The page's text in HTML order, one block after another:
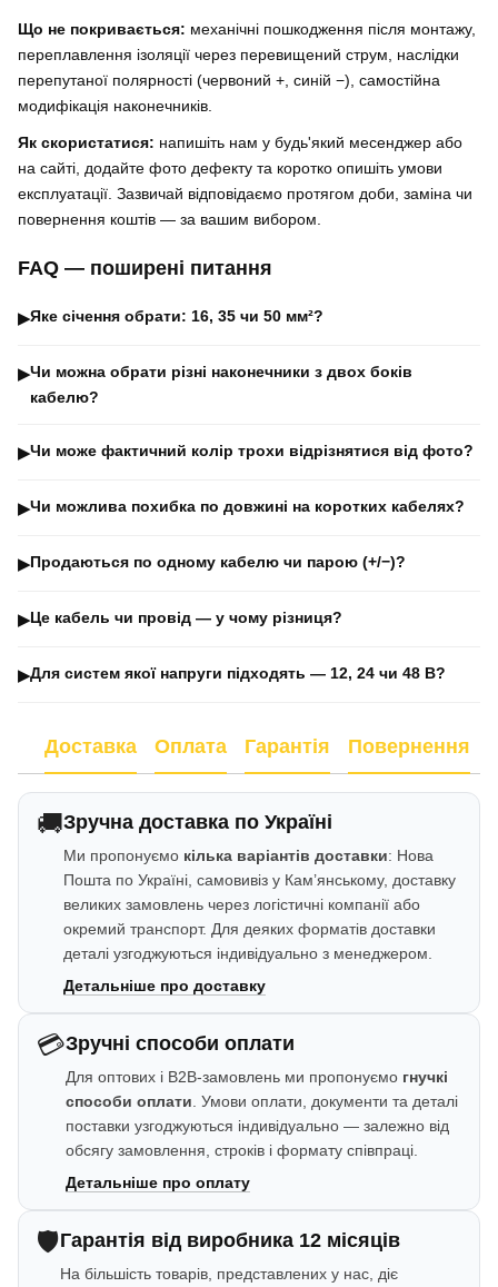
Що не покривається: механічні пошкодження після монтажу,
переплавлення ізоляції через перевищений струм, наслідки
перепутаної полярності (червоний +, синій −), самостійна
модифікація наконечників.
Як скористатися: напишіть нам у будь'який месенджер або
на сайті, додайте фото дефекту та коротко опишіть умови
експлуатації. Зазвичай відповідаємо протягом доби, заміна чи
повернення коштів — за вашим вибором.
FAQ — поширені питання
▶Яке січення обрати: 16, 35 чи 50 мм²?
▶Чи можна обрати різні наконечники з двох боків
кабелю?
▶Чи може фактичний колір трохи відрізнятися від фото?
▶Чи можлива похибка по довжині на коротких кабелях?
▶Продаються по одному кабелю чи парою (+/−)?
▶Це кабель чи провід — у чому різниця?
▶Для систем якої напруги підходять — 12, 24 чи 48 В?
Доставка Оплата Гарантія Повернення
🚚Зручна доставка по Україні
Ми пропонуємо кілька варіантів доставки: Нова
Пошта по Україні, самовивіз у Кам’янському, доставку
великих замовлень через логістичні компанії або
окремий транспорт. Для деяких форматів доставки
деталі узгоджуються індивідуально з менеджером.
Детальніше про доставку
💳Зручні способи оплати
Для оптових і B2B-замовлень ми пропонуємо гнучкі
способи оплати . Умови оплати, документи та деталі
поставки узгоджуються індивідуально — залежно від
обсягу замовлення, строків і формату співпраці.
Детальніше про оплату
🛡️Гарантія від виробника 12 місяців
На більшість товарів, представлених у нас, діє